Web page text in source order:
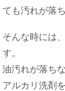
ても汚れが落
そんな時には
す。
油汚れが落ち
アルカリ洗剤